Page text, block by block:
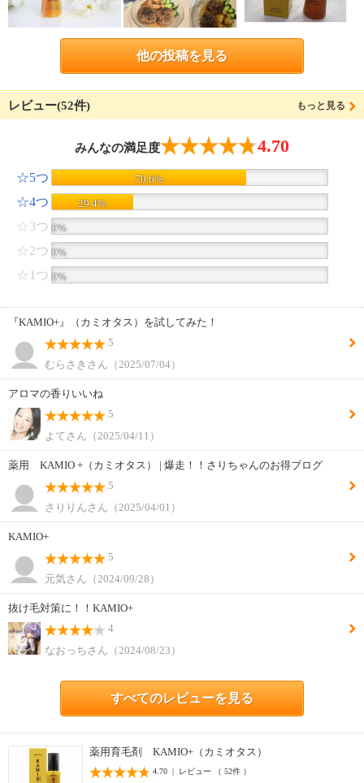
他の投稿を見る
レビュー(52件) もっと見る
みんなの満足度 4.70
☆5つ 70.6%
☆4つ 29.4%
☆3つ 0%
☆2つ 0%
☆1つ 0%
『KAMIO+』（カミオタス）を試してみた！
5
むらさきさん（2025/07/04）
アロマの香りいいね
5
よてさん（2025/04/11）
薬用 KAMIO +（カミオタス） | 爆走！！さりちゃんのお得ブログ
5
さりりんさん（2025/04/01）
KAMIO+
5
元気さん（2024/09/28）
抜け毛対策に！！KAMIO+
4
なおっちさん（2024/08/23）
すべてのレビューを見る
薬用育毛剤 KAMIO+（カミオタス）
4.70 | レビュー （ 52件 ）